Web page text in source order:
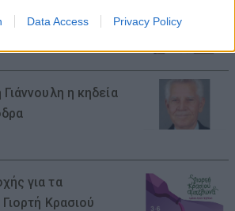
Data Access Privacy Policy
η κηδεία
για τα
Κρασιού